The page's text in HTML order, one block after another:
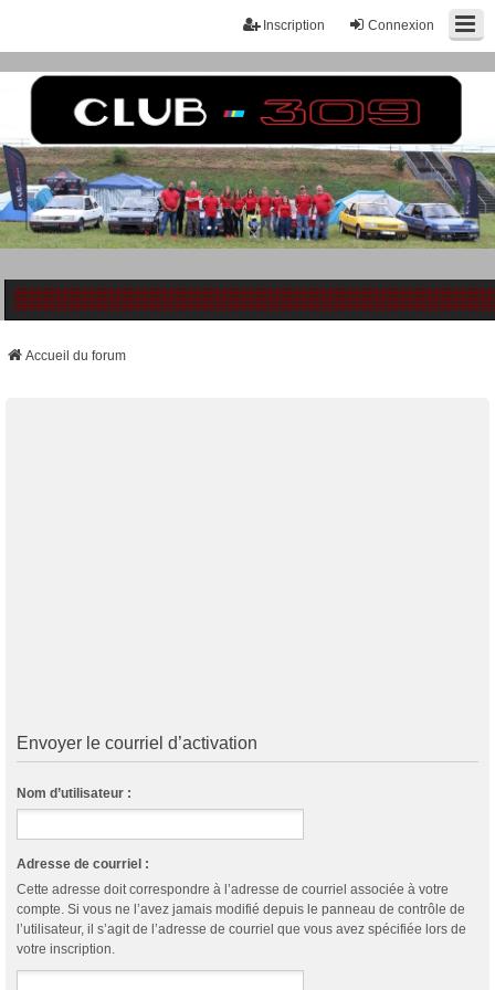
Connexion
Inscription
Accueil du forum
Envoyer le courriel d’activation
Nom d’utilisateur :
Adresse de courriel :
Cette adresse doit correspondre à l’adresse de courriel associée à votre
compte. Si vous ne l’avez jamais modifié depuis le panneau de contrôle de
l’utilisateur, il s’agit de l’adresse de courriel que vous avez spécifiée lors de
votre inscription.